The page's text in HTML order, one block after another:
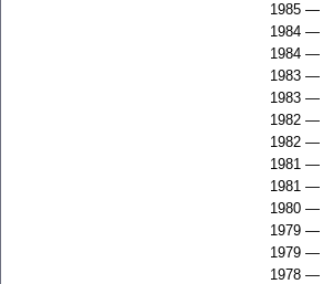
1985 —
1984 —
1984 —
1983 —
1983 —
1982 —
1982 —
1981 —
1981 —
1980 —
1979 —
1979 —
1978 —